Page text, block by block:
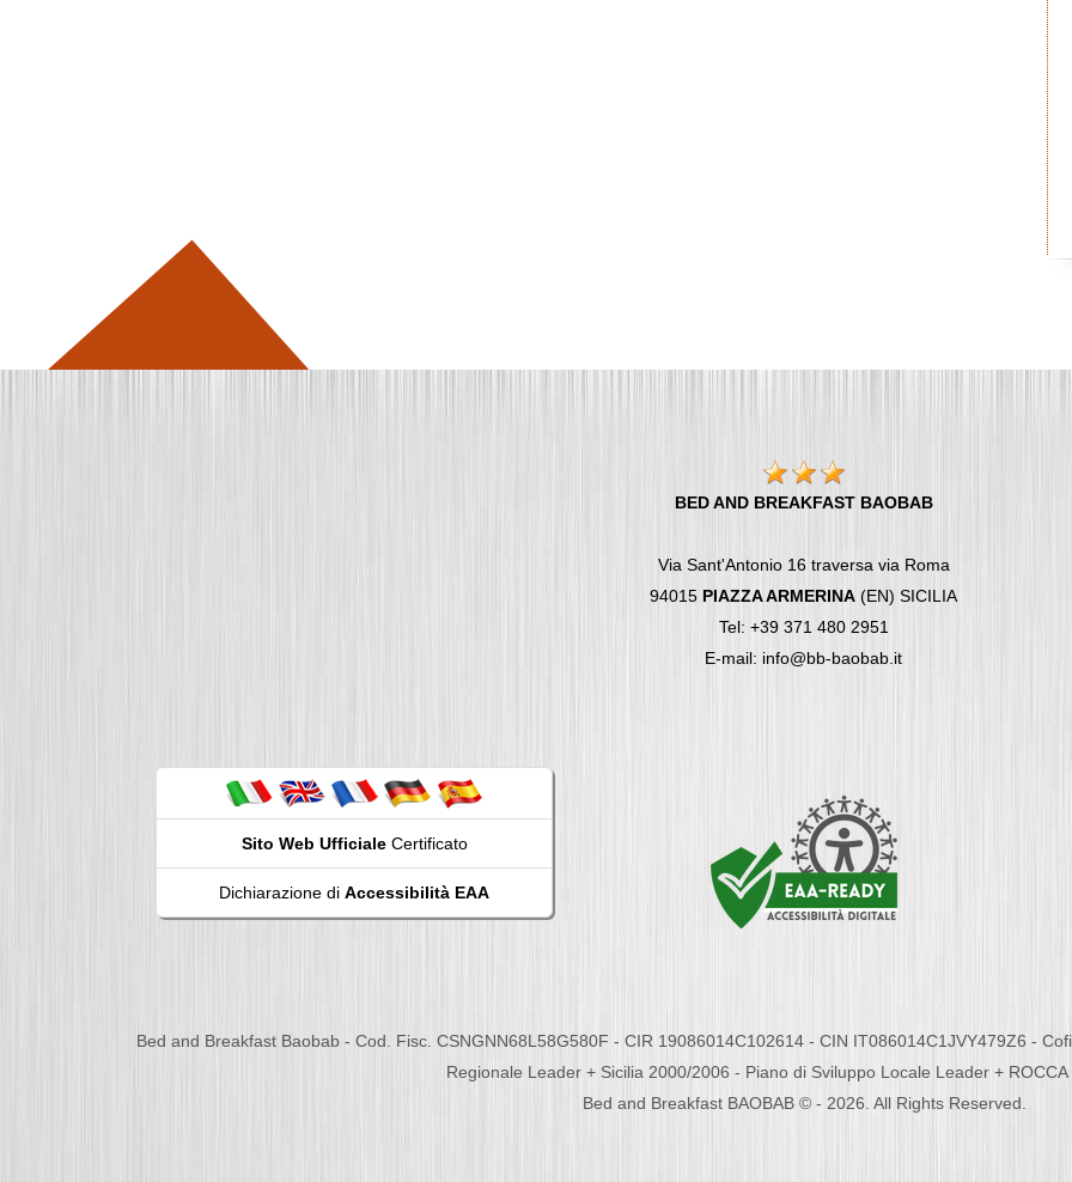
BED AND BREAKFAST BAOBAB
Via Sant'Antonio 16 traversa via Roma
94015 PIAZZA ARMERINA (EN) SICILIA
Tel: +39 371 480 2951
E-mail: info@bb-baobab.it
Sito Web UfficialeCertificato
Dichiarazione di Accessibilità EAA
Bed and Breakfast Baobab - Cod. Fisc. CSNGNN68L58G580F - CIR 19086014C102614 - CIN IT086014C1JVY479Z6 -
Regionale Leader + Sicilia 2000/2006 - Piano di Sviluppo Locale Leader + ROCCA
Bed and Breakfast BAOBAB © - 2026. All Rights Reserved.